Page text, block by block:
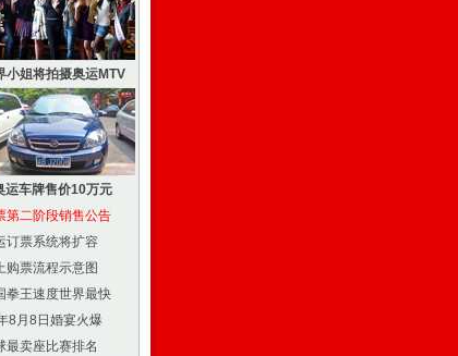
小姐将拍摄奥运MTV
运车牌售价10万元
第二阶段销售公告
订票系统将扩容
购票流程示意图
拳王速度世界最快
8月8日婚宴火爆
最卖座比赛排名